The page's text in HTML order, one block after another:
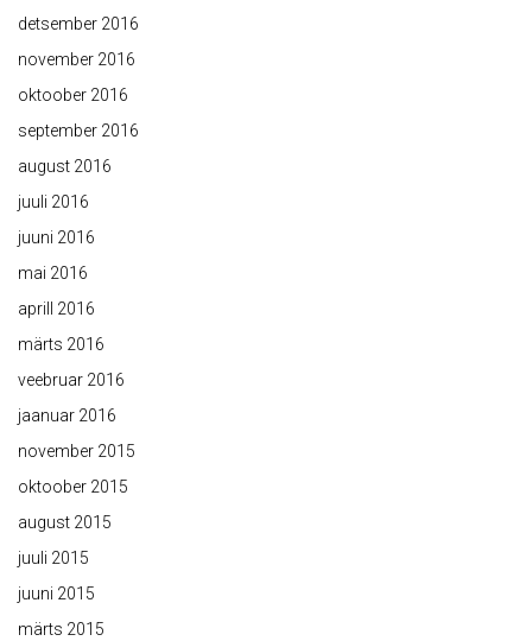
detsember 2016
november 2016
oktoober 2016
september 2016
august 2016
juuli 2016
juuni 2016
mai 2016
aprill 2016
märts 2016
veebruar 2016
jaanuar 2016
november 2015
oktoober 2015
august 2015
juuli 2015
juuni 2015
märts 2015